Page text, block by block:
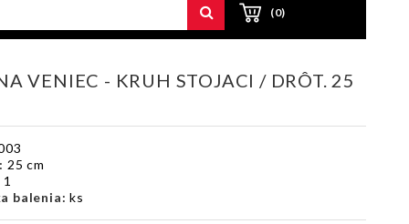
(0)
VENIEC - KRUH STOJACI / DRÔT. 25
25 cm
1
balenia:ks